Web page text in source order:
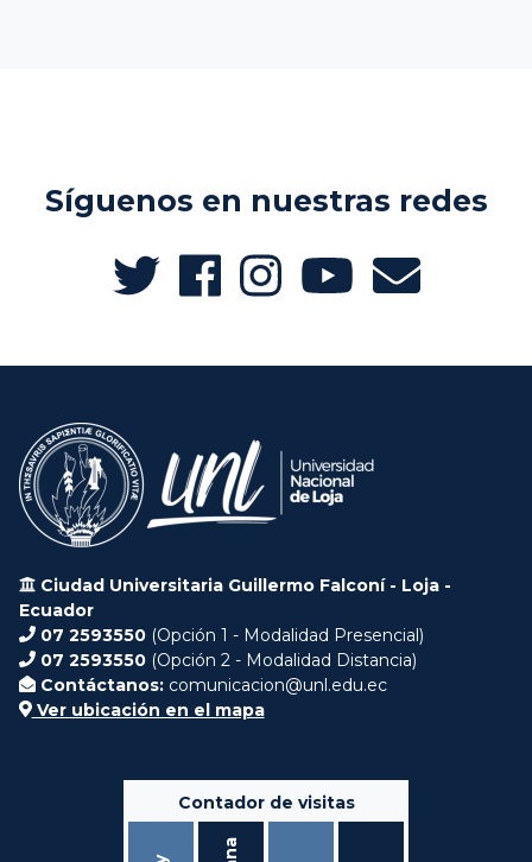
Síguenos en nuestras redes
Ciudad Universitaria Guillermo Falconí - Loja -
Ecuador
07 2593550 (Opción 1 - Modalidad Presencial)
07 2593550 (Opción 2 - Modalidad Distancia)
Contáctanos: comunicacion@unl.edu.ec
Ver ubicación en el mapa
Contador de visitas